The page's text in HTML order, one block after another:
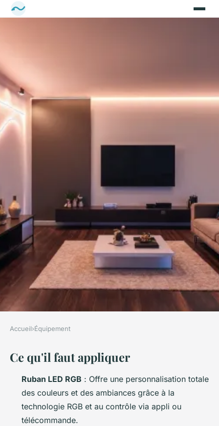
ÉQUIPEMENT
Top 5 avantages des rubans
LED pour sublimer votre
éclairage
06/04/2026 08:57
Accueil›Équipement
Ce qu'il faut appliquer
Ruban LED RGB : Offre une personnalisation totale
des couleurs et des ambiances grâce à la
technologie RGB et au contrôle via appli ou
télécommande.